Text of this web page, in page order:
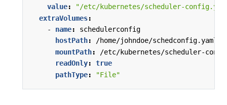
value:
"/etc/kubernetes/scheduler-
extraVolumes:
- name:
schedulerconfig
hostPath:
/home/johndoe/schedconfig.yaml
mountPath:
/etc/kubernetes/scheduler-
readOnly:
true
pathType: "File"